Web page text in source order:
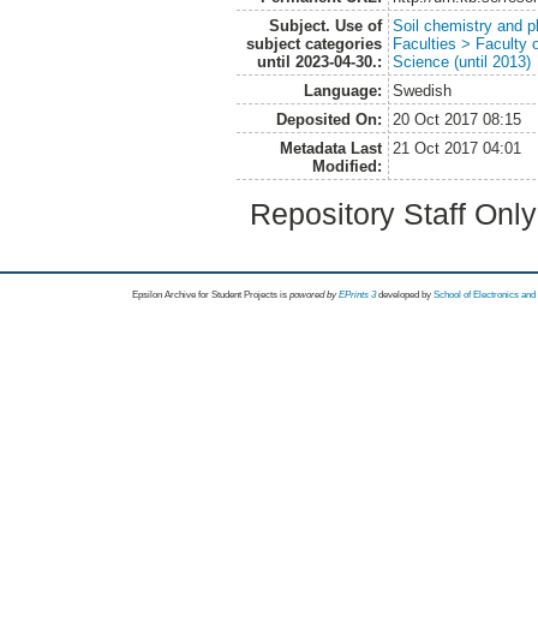
Subject. Use of
subject categories
until 2023-04-30.:
Soil chemistry and
Faculties > Faculty
Science (until 2013)
Language:
Swedish
Deposited On:
20 Oct 2017 08:15
Metadata Last
Modified:
21 Oct 2017 04:01
Repository Staff
Epsilon Archive for Student Projects is powored byEPrints 3 developed by School of Electronics